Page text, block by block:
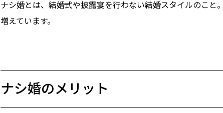
ナシ婚とは、結婚式や披露宴を行わない結婚スタイルのこ
増えています。
ナシ婚のメリット